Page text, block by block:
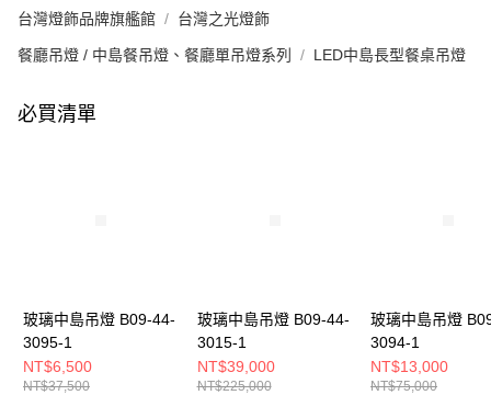
台灣燈飾品牌旗艦館 台灣之光燈飾
餐廳吊燈 / 中島餐吊燈、餐廳單吊燈系列 LED中島長型餐桌吊燈
必買清單
玻璃中島吊燈 B09-44-
3095-1
NT$6,500
NT$37,500
玻璃中島吊燈 B09-44-
3015-1
NT$39,000
NT$225,000
玻璃中島吊燈
3094-1
NT$13,000
NT$75,000